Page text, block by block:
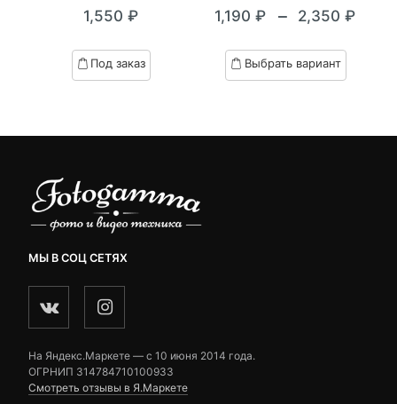
out
based
on
1,550 ₽
Под заказ
out
based
on
1,190 ₽ – 2,350 ₽
Диапазон
цен:
1,190 ₽
2,350 ₽
Выбрать вариант
МЫ В СОЦ СЕТЯХ
На Яндекс.Маркете — c 10 июня 2014 года.
ОГРНИП 314784710100933
Смотреть отзывы в Я.Маркете